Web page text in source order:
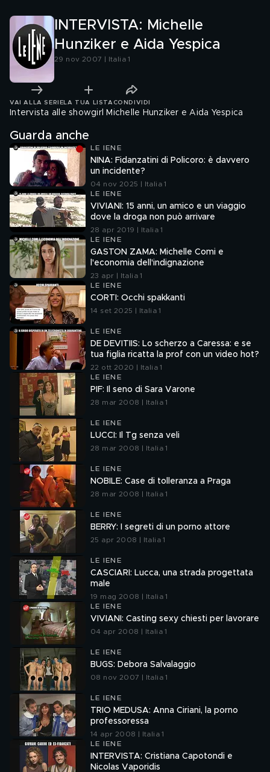
INTERVISTA: Michelle
Hunziker e Aida Yespica
29 nov 2007 | Italia 1
VAI ALLA SERIE LA TUA LISTA CONDIVIDI
Intervista alle showgirl Michelle Hunziker e Aida Yespica
Guarda anche
LE IENE
NINA: Fidanzatini di Policoro: è davvero
un incidente?
04 nov 2025 | Italia 1
LE IENE
VIVIANI: 15 anni, un amico e un viaggio
dove la droga non può arrivare
28 apr 2019 | Italia 1
LE IENE
GASTON ZAMA: Michelle Comi e
l'economia dell'indignazione
23 apr | Italia 1
LE IENE
CORTI: Occhi spakkanti
14 set 2025 | Italia 1
LE IENE
DE DEVITIIS: Lo scherzo a Caressa: e se
tua figlia ricatta la prof con un video hot?
22 ott 2020 | Italia 1
LE IENE
PIF: Il seno di Sara Varone
28 mar 2008 | Italia 1
LE IENE
LUCCI: Il Tg senza veli
28 mar 2008 | Italia 1
LE IENE
NOBILE: Case di tolleranza a Praga
28 mar 2008 | Italia 1
LE IENE
BERRY: I segreti di un porno attore
25 apr 2008 | Italia 1
LE IENE
CASCIARI: Lucca, una strada progettata
male
19 mag 2008 | Italia 1
LE IENE
VIVIANI: Casting sexy chiesti per lavorare
04 apr 2008 | Italia 1
LE IENE
BUGS: Debora Salvalaggio
08 nov 2007 | Italia 1
LE IENE
TRIO MEDUSA: Anna Ciriani, la porno
professoressa
14 apr 2008 | Italia 1
LE IENE
INTERVISTA: Cristiana Capotondi e
Nicolas Vaporidis